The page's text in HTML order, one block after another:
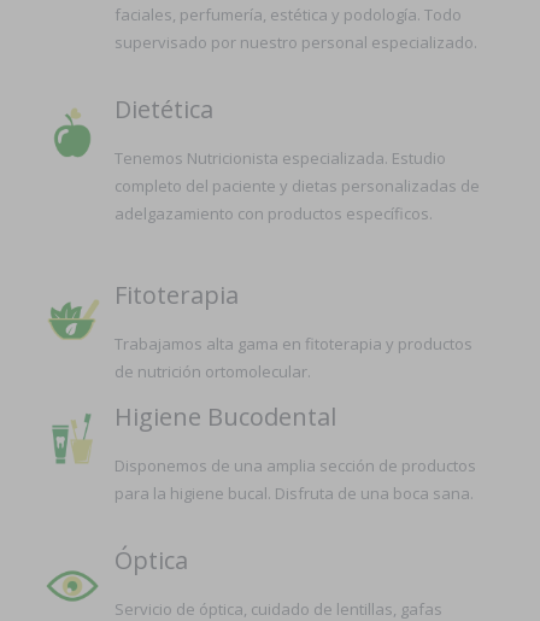
faciales, perfumería, estética y podología. Todo
supervisado por nuestro personal especializado.
Dietética
Tenemos Nutricionista especializada. Estudio
completo del paciente y dietas personalizadas de
adelgazamiento con productos específicos.
Fitoterapia
Trabajamos alta gama en fitoterapia y productos
de nutrición ortomolecular.
Higiene Bucodental
Disponemos de una amplia sección de productos
para la higiene bucal. Disfruta de una boca sana.
Óptica
Servicio de óptica, cuidado de lentillas, gafas